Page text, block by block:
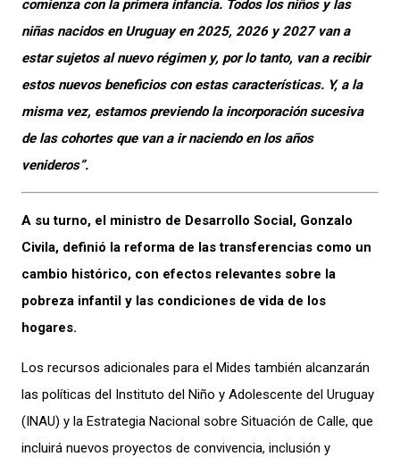
comienza con la primera infancia. Todos los niños y las
niñas nacidos en Uruguay en 2025, 2026 y 2027 van a
estar sujetos al nuevo régimen y, por lo tanto, van a recibir
estos nuevos beneficios con estas características. Y, a la
misma vez, estamos previendo la incorporación sucesiva
de las cohortes que van a ir naciendo en los años
venideros”.
A su turno, el ministro de Desarrollo Social, Gonzalo
Civila, definió la reforma de las transferencias como un
cambio histórico, con efectos relevantes sobre la
pobreza infantil y las condiciones de vida de los
hogares.
Los recursos adicionales para el Mides también alcanzarán
las políticas del Instituto del Niño y Adolescente del Uruguay
(INAU) y la Estrategia Nacional sobre Situación de Calle, que
incluirá nuevos proyectos de convivencia, inclusión y